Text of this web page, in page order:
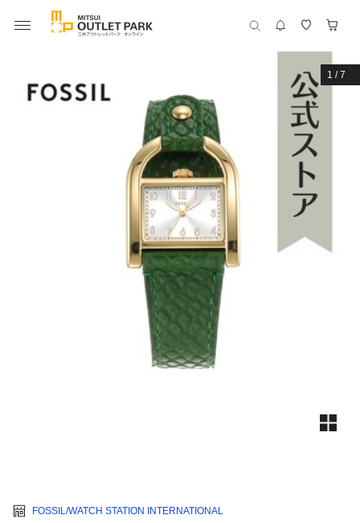
1 /7
FOSSIL/WATCH STATION INTERNATIONAL